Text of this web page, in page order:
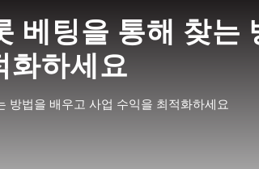
베팅을 통해 찾는
화하세요
방법을 배우고 사업 수익을 최적화하세요